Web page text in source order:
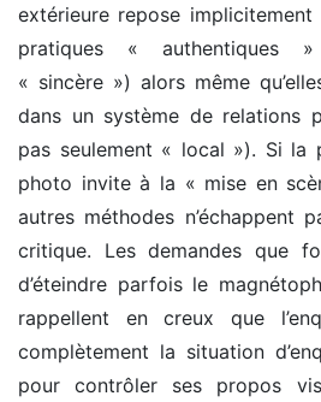
extérieure repose
pratiques « authentiques
« sincère ») alors même
dans un système de relations
pas seulement « local »). Si la
photo invite à la « mise en
autres méthodes n’échappent
critique. Les demandes que
d’éteindre parfois le
rappellent en creux que
complètement la situation
pour contrôler ses propos